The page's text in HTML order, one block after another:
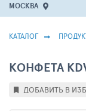
МОСКВА
КАТАЛОГ
КОНФЕТА
ДОБАВИТЬ В